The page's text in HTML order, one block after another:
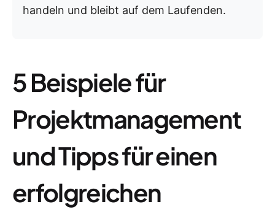
handeln und bleibt auf dem Laufenden.
5 Beispiele für
Projektmanagement
und Tipps für einen
erfolgreichen